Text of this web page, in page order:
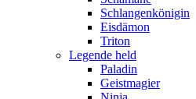
Schlangenkönigin
Eisdämon
Triton
Legende held
Paladin
Geistmagier